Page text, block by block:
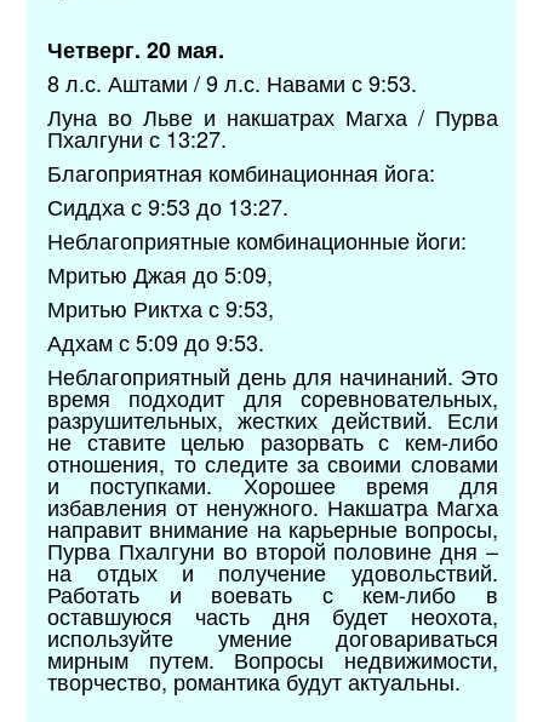
Четверг. 20 мая.
8 л.с. Аштами / 9 л.с. Навами с 9:53.
Луна во Льве и накшатрах Магха / Пурва
Пхалгуни с 13:27.
Благоприятная комбинационная йога:
Сиддха с 9:53 до 13:27.
Неблагоприятные комбинационные йоги:
Мритью Джая до 5:09,
Мритью Риктха с 9:53,
Адхам с 5:09 до 9:53.
Неблагоприятный день для начинаний. Это
время подходит для соревновательных,
разрушительных, жестких действий. Если
не ставите целью разорвать с кем-либо
отношения, то следите за своими словами
и поступками. Хорошее время для
избавления от ненужного. Накшатра Магха
направит внимание на карьерные вопросы,
Пурва Пхалгуни во второй половине дня –
на отдых и получение удовольствий.
Работать и воевать с кем-либо в
оставшуюся часть дня будет неохота,
используйте умение договариваться
мирным путем. Вопросы недвижимости,
творчество, романтика будут актуальны.